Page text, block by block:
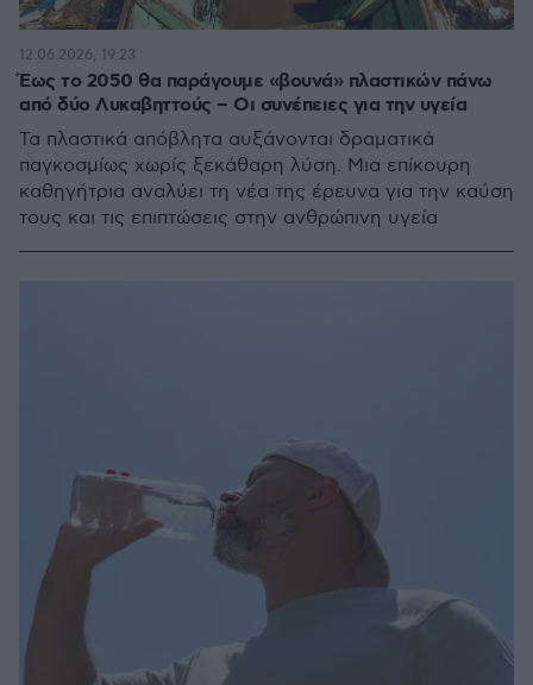
Έως το 2050 θα παράγουμε «βουνά» πλαστικών πάνω
από δύο Λυκαβηττούς – Οι συνέπειες για την υγεία
Τα πλαστικά απόβλητα αυξάνονται δραματικά
παγκοσμίως χωρίς ξεκάθαρη λύση. Μια επίκουρη
καθηγήτρια αναλύει τη νέα της έρευνα για την καύση
τους και τις επιπτώσεις στην ανθρώπινη υγεία
12.06.2026, 19:23